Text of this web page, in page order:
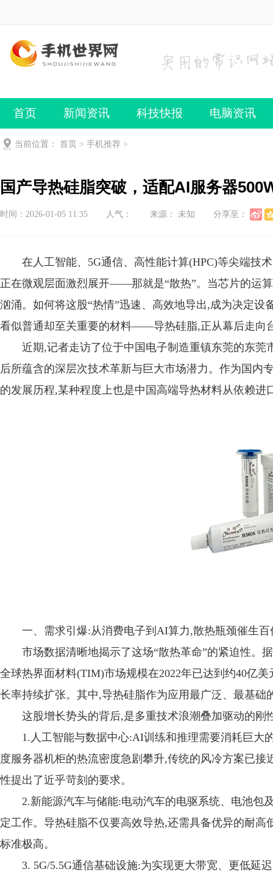
首页 新闻资讯 科技快报 电脑资讯
手机频道 手机技巧
当前位置： 首页 > 手机推荐 >
国产导热硅脂突破，适配AI服务器
时间：2026-01-05 11:35 人气： 来源： 未知 分享至：
在人工智能、5G通信、高性能计算(HPC)等尖端技
正在微观层面激烈展开——那就是“散热”。当芯片的运
汹涌。如何将这股“热情”迅速、高效地导出,成为决定
看似普通却至关重要的材料——导热硅脂,正从幕后走向
近期,记者走访了位于中国电子制造重镇东莞的东
后所蕴含的深层次技术革新与巨大市场潜力。作为国内
的发展历程,某种程度上也是中国高端导热材料从依赖进
一、需求引爆:从消费电子到AI算力,散热瓶颈催生百
市场数据清晰地揭示了这场“散热革命”的紧迫性。
全球热界面材料(TIM)市场规模在2022年已达到约40亿
长率持续扩张。其中,导热硅脂作为应用最广泛、最基
这股增长势头的背后,是多重技术浪潮叠加驱动的刚
1.人工智能与数据中心:AI训练和推理需要消耗巨大
度服务器机柜的热流密度急剧攀升,传统的风冷方案已
性提出了近乎苛刻的要求。
2.新能源汽车与储能:电动汽车的电驱系统、电池包
定工作。导热硅脂不仅要高效导热,还需具备优异的耐
标准极高。
3. 5G/5.5G通信基础设施:为实现更大带宽、更低延